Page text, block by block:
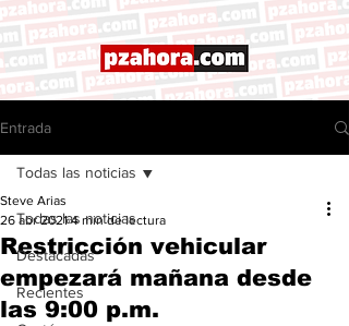
Entrada
Todas las noticias
Destacadas
Recientes
Todas las noticias
Restricción vehicular
empezará mañana desde
las 9:00 p.m.
Steve Arias
26 abr 2021 4 min de lectura